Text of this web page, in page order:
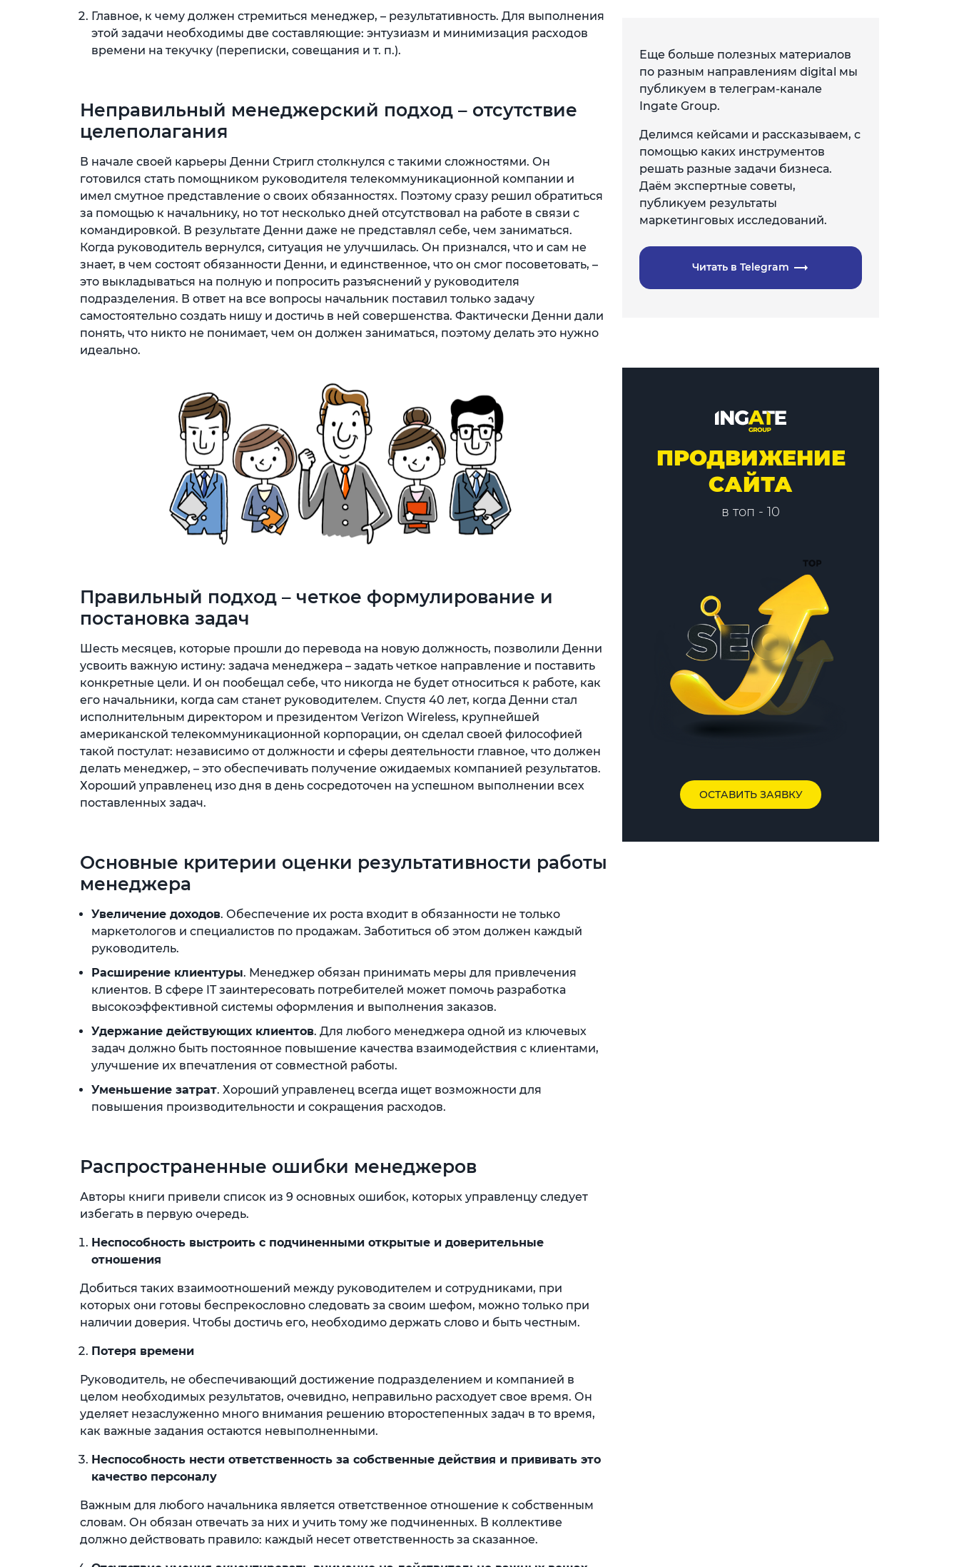
Главное, к чему должен стремиться менеджер, – результативность. Для выполнения
этой задачи необходимы две составляющие: энтузиазм и минимизация расходов
времени на текучку (переписки, совещания и т. п.).
Неправильный менеджерский подход – отсутствие
целеполагания
В начале своей карьеры Денни Стригл столкнулся с такими сложностями. Он
готовился стать помощником руководителя телекоммуникационной компании и
имел смутное представление о своих обязанностях. Поэтому сразу решил обратиться
за помощью к начальнику, но тот несколько дней отсутствовал на работе в связи с
командировкой. В результате Денни даже не представлял себе, чем заниматься.
Когда руководитель вернулся, ситуация не улучшилась. Он признался, что и сам не
знает, в чем состоят обязанности Денни, и единственное, что он смог посоветовать, –
это выкладываться на полную и попросить разъяснений у руководителя
подразделения. В ответ на все вопросы начальник поставил только задачу
самостоятельно создать нишу и достичь в ней совершенства. Фактически Денни дали
понять, что никто не понимает, чем он должен заниматься, поэтому делать это нужно
идеально.
Правильный подход – четкое формулирование и
постановка задач
Шесть месяцев, которые прошли до перевода на новую должность, позволили Денни
усвоить важную истину: задача менеджера – задать четкое направление и поставить
конкретные цели. И он пообещал себе, что никогда не будет относиться к работе, как
его начальники, когда сам станет руководителем. Спустя 40 лет, когда Денни стал
исполнительным директором и президентом Verizon Wireless, крупнейшей
американской телекоммуникационной корпорации, он сделал своей философией
такой постулат: независимо от должности и сферы деятельности главное, что должен
делать менеджер, – это обеспечивать получение ожидаемых компанией результатов.
Хороший управленец изо дня в день сосредоточен на успешном выполнении всех
поставленных задач.
Основные критерии оценки результативности работы
менеджера
Увеличение доходов. Обеспечение их роста входит в обязанности не только
маркетологов и специалистов по продажам. Заботиться об этом должен каждый
руководитель.
Расширение клиентуры. Менеджер обязан принимать меры для привлечения
клиентов. В сфере IT заинтересовать потребителей может помочь разработка
высокоэффективной системы оформления и выполнения заказов.
Удержание действующих клиентов. Для любого менеджера одной из ключевых
задач должно быть постоянное повышение качества взаимодействия с клиентами,
улучшение их впечатления от совместной работы.
Уменьшение затрат. Хороший управленец всегда ищет возможности для
повышения производительности и сокращения расходов.
Распространенные ошибки менеджеров
Авторы книги привели список из 9 основных ошибок, которых управленцу следует
избегать в первую очередь.
Неспособность выстроить с подчиненными открытые и доверительные
отношения
Добиться таких взаимоотношений между руководителем и сотрудниками, при
которых они готовы беспрекословно следовать за своим шефом, можно только при
наличии доверия. Чтобы достичь его, необходимо держать слово и быть честным.
Потеря времени
Руководитель, не обеспечивающий достижение подразделением и компанией в
целом необходимых результатов, очевидно, неправильно расходует свое время. Он
уделяет незаслуженно много внимания решению второстепенных задач в то время,
как важные задания остаются невыполненными.
Неспособность нести ответственность за собственные действия и прививать это
качество персоналу
Важным для любого начальника является ответственное отношение к собственным
словам. Он обязан отвечать за них и учить тому же подчиненных. В коллективе
должно действовать правило: каждый несет ответственность за сказанное.
Еще больше полезных материалов
по разным направлениям digital мы
публикуем в телеграм-канале
Ingate Group.
Делимся кейсами и рассказываем, с
помощью каких инструментов
решать разные задачи бизнеса.
Даём экспертные советы,
публикуем результаты
маркетинговых исследований.
Читать в Telegram
ПРОДВИЖЕНИЕ
САЙТА
в топ - 10
ОСТАВИТЬ ЗАЯВКУ